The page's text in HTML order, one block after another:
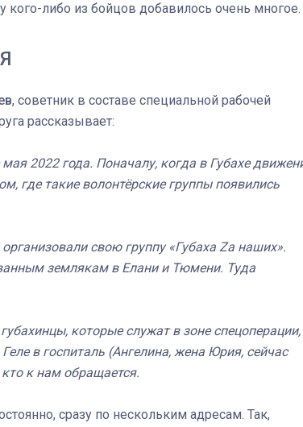
кого-либо из бойцов добавилось очень многое.
, советник в составе специальной рабочей
рассказывает:
2022 года. Поначалу, когда в Губахе
где такие волонтёрские группы появились
свою группу «Губаха Zа наших».
землякам в Елани и Тюмени. Туда
которые служат в зоне спецоперации,
в госпиталь (Ангелина, жена Юрия, сейчас
к нам обращается.
сразу по нескольким адресам. Так,
Штурмовик огня.
мечту